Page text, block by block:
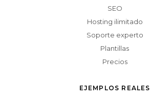
SEO
Hosting ilimitado
Soporte experto
Plantillas
Precios
EJEMPLOS REALES